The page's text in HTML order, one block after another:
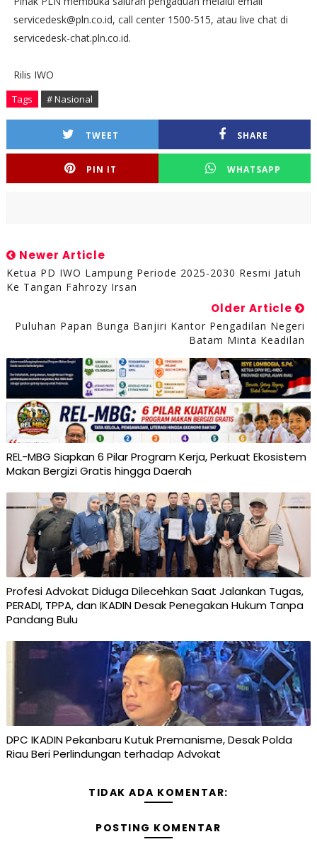
servicedesk@pln.co.id, call center 1500-515, atau live chat di
servicedesk-chat.pln.co.id.
Rilis IWO
Tags # Nasional
TWEET SHARE
PIN IT WHATSAPP
Newer Article
Ketua PD IWO Lampung Periode 2025-2030 Resmi Jatuh
Ke Tangan Fahrozy Irsan
Older Article
Puluhan Papan Bunga Banjiri Kantor Pengadilan Negeri
Batam Minta Keadilan
‎REL-MBG Siapkan 6 Pilar Program Kerja, Perkuat Ekosistem
Makan Bergizi Gratis hingga Daerah
Profesi Advokat Diduga Dilecehkan Saat Jalankan Tugas,
PERADI, TPPA, dan IKADIN Desak Penegakan Hukum Tanpa
Pandang Bulu
DPC IKADIN Pekanbaru Kutuk Premanisme, Desak Polda
Riau Beri Perlindungan terhadap Advokat
TIDAK ADA KOMENTAR:
POSTING KOMENTAR